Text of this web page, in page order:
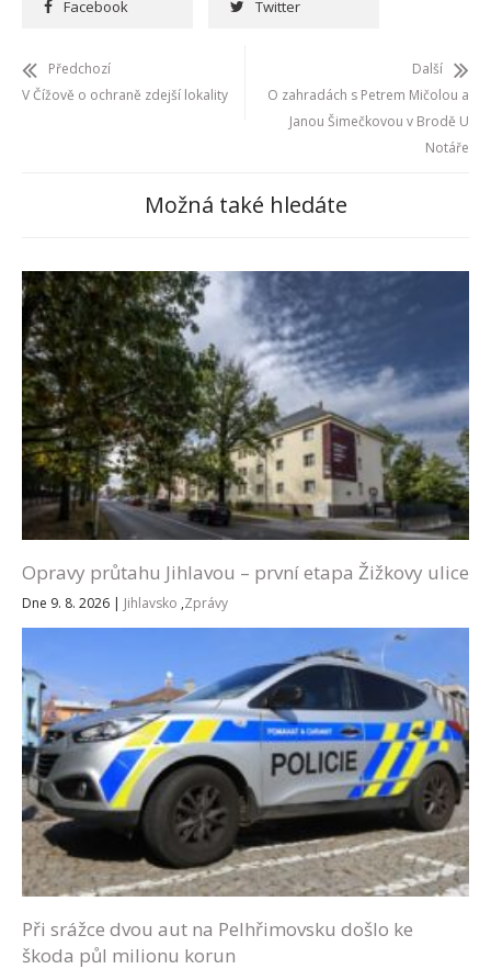
Facebook Twitter
Předchozí
V Čížově o ochraně zdejší lokality
Další
O zahradách s Petrem Mičolou a
Janou Šimečkovou v Brodě U
Notáře
Možná také hledáte
Opravy průtahu Jihlavou – první etapa Žižkovy ulice
Dne 9. 8. 2026 | Jihlavsko ,Zprávy
Při srážce dvou aut na Pelhřimovsku došlo ke
škoda půl milionu korun